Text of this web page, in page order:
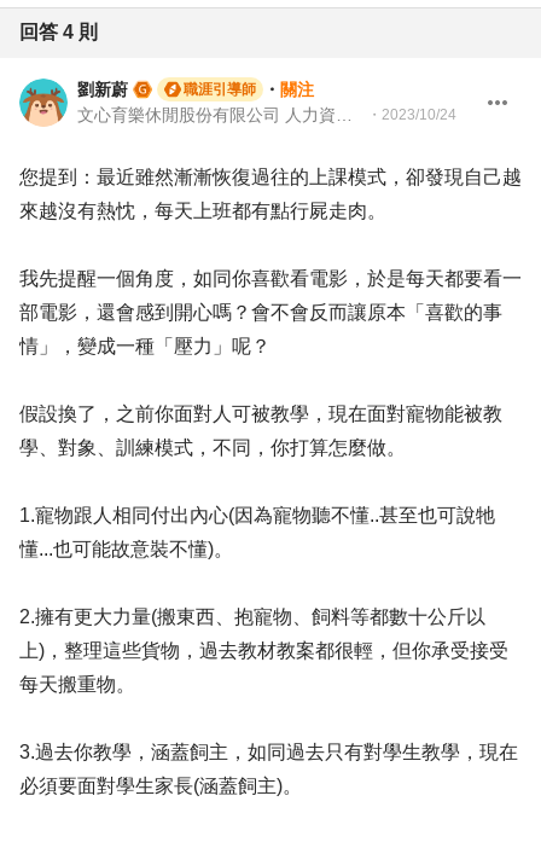
回答 4 則
劉新蔚 職涯引導師 ・ 關注
・ 2023/10/24
您提到：最近雖然漸漸恢復過往的上課模式，卻發現自己越
來越沒有熱忱，每天上班都有點行屍走肉。
我先提醒一個角度，如同你喜歡看電影，於是每天都要看一
部電影，還會感到開心嗎？會不會反而讓原本「喜歡的事
情」，變成一種「壓力」呢？
假設換了，之前你面對人可被教學，現在面對寵物能被教
學、對象、訓練模式，不同，你打算怎麼做。
1.寵物跟人相同付出內心(因為寵物聽不懂..甚至也可說牠
懂...也可能故意裝不懂)。
2.擁有更大力量(搬東西、抱寵物、飼料等都數十公斤以
上)，整理這些貨物，過去教材教案都很輕，但你承受接受
每天搬重物。
3.過去你教學，涵蓋飼主，如同過去只有對學生教學，現在
必須要面對學生家長(涵蓋飼主)。